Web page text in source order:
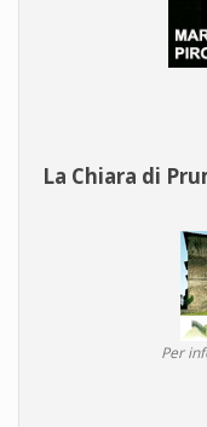
La Chiara di
Per